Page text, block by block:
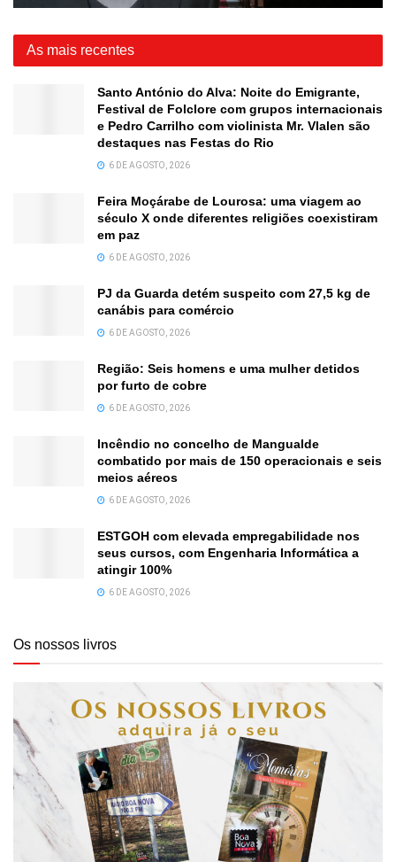
As mais recentes
Santo António do Alva: Noite do Emigrante,
Festival de Folclore com grupos internacionais
e Pedro Carrilho com violinista Mr. Vlalen são
destaques nas Festas do Rio
6 DE AGOSTO, 2026
Feira Moçárabe de Lourosa: uma viagem ao
século X onde diferentes religiões coexistiram
em paz
6 DE AGOSTO, 2026
PJ da Guarda detém suspeito com 27,5 kg de
canábis para comércio
6 DE AGOSTO, 2026
Região: Seis homens e uma mulher detidos
por furto de cobre
6 DE AGOSTO, 2026
Incêndio no concelho de Mangualde
combatido por mais de 150 operacionais e seis
meios aéreos
6 DE AGOSTO, 2026
ESTGOH com elevada empregabilidade nos
seus cursos, com Engenharia Informática a
atingir 100%
6 DE AGOSTO, 2026
Os nossos livros